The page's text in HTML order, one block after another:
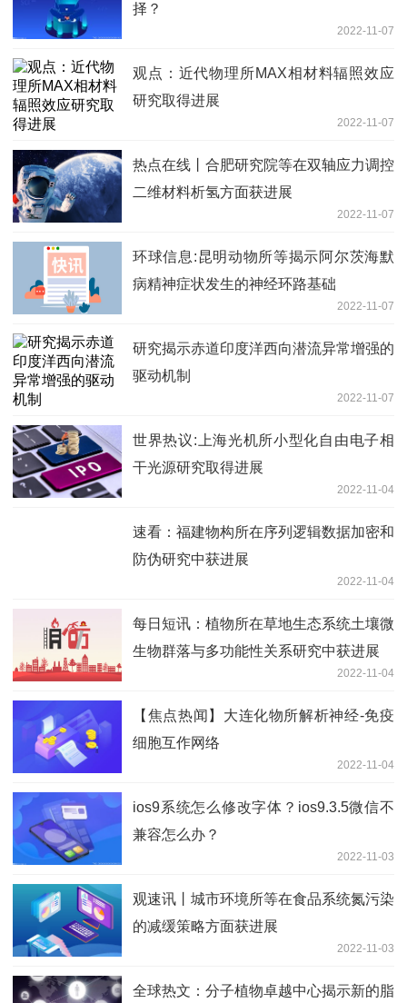
择？
2022-11-07
观点：近代物理所MAX相材料辐照效应
研究取得进展
2022-11-07
热点在线丨合肥研究院等在双轴应力调控
二维材料析氢方面获进展
2022-11-07
环球信息:昆明动物所等揭示阿尔茨海默
病精神症状发生的神经环路基础
2022-11-07
研究揭示赤道印度洋西向潜流异常增强的
驱动机制
2022-11-07
世界热议:上海光机所小型化自由电子相
干光源研究取得进展
2022-11-04
速看：福建物构所在序列逻辑数据加密和
防伪研究中获进展
2022-11-04
每日短讯：植物所在草地生态系统土壤微
生物群落与多功能性关系研究中获进展
2022-11-04
【焦点热闻】大连化物所解析神经-免疫
细胞互作网络
2022-11-04
ios9系统怎么修改字体？ios9.3.5微信不
兼容怎么办？
2022-11-03
观速讯丨城市环境所等在食品系统氮污染
的减缓策略方面获进展
2022-11-03
全球热文：分子植物卓越中心揭示新的脂